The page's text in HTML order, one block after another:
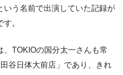
いう名前で出演していた記録が
。
TOKIOの国分太一さんも常
谷日体大前店」であり、きれ